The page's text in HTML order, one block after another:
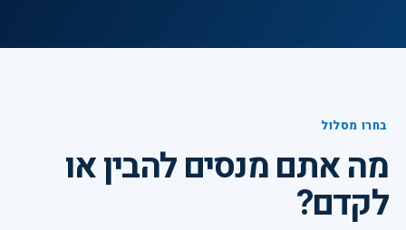
בחרו מסלול
מה אתם מנסים להבין או
לקדם?